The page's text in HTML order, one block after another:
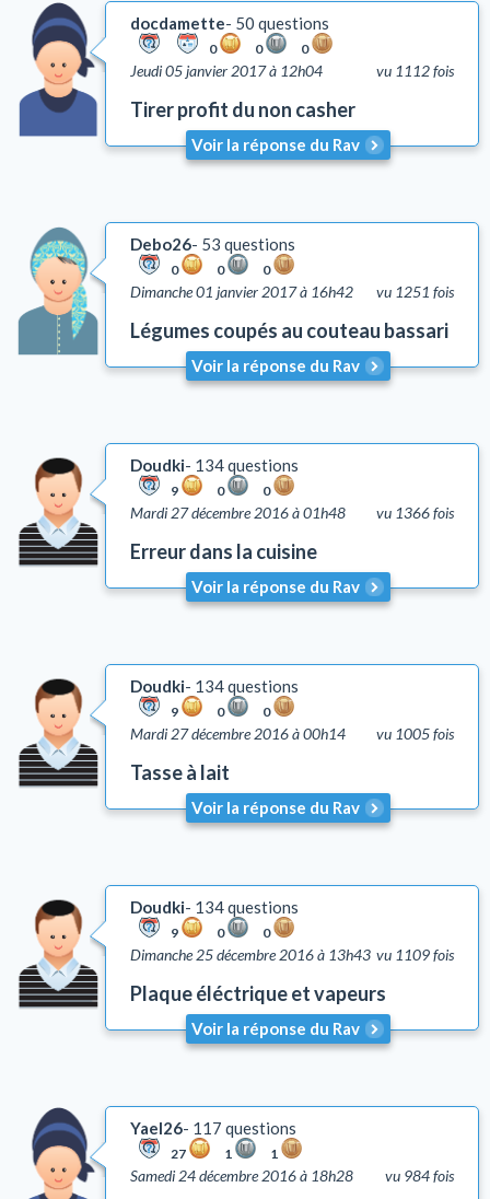
Emouna (foi en D.)
Chalom Baït
Education
Comportement
Honorer ses parents (Kiboud Av Vaèm)
Tsniout (lois de pudeur)
Yh'oud (l'isolement)
Questions liées aux problèmes d'argent
Coutumes
Autre
Lois et coutumes de la circoncision
docdamette 50 questions
0 0 0
vu 1112 fois
Jeudi 05 janvier 2017 à 12h04
Tirer profit du non casher
Voir la réponse du Rav
Debo26 53 questions
0 0 0
vu 1251 fois
Dimanche 01 janvier 2017 à 16h42
Légumes coupés au couteau bassari
Voir la réponse du Rav
Doudki 134 questions
9 0 0
vu 1366 fois
Mardi 27 décembre 2016 à 01h48
Erreur dans la cuisine
Voir la réponse du Rav
Doudki 134 questions
9 0 0
vu 1005 fois
Mardi 27 décembre 2016 à 00h14
Tasse à lait
Voir la réponse du Rav
Doudki 134 questions
9 0 0
vu 1109 fois
Dimanche 25 décembre 2016 à 13h43
Plaque éléctrique et vapeurs
Voir la réponse du Rav
Yael26 117 questions
27 1 1
vu 984 fois
Samedi 24 décembre 2016 à 18h28